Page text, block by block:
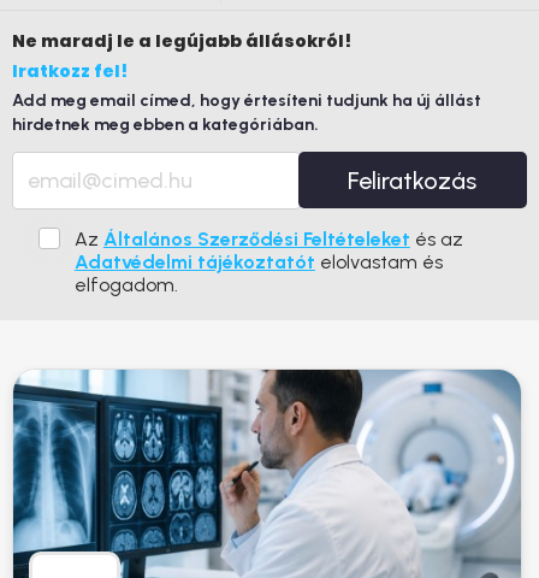
Ne maradj le a legújabb állásokról!
Iratkozz fel!
Add meg email címed, hogy értesíteni tudjunk ha új állást
hirdetnek meg ebben a kategóriában.
Feliratkozás
Az Általános Szerződési Feltételeket és az
Adatvédelmi tájékoztatót elolvastam és
elfogadom.